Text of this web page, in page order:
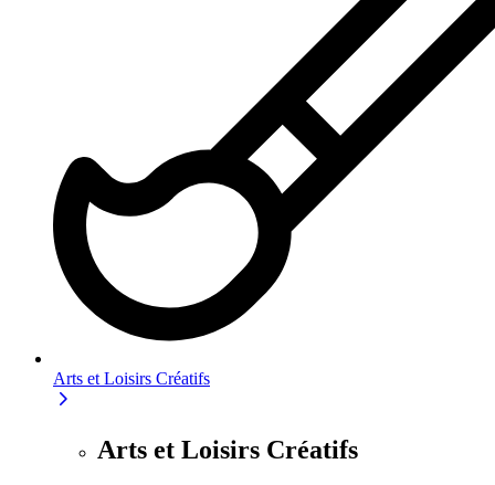
Arts et Loisirs Créatifs
Arts et Loisirs Créatifs